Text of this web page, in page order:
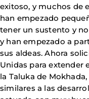
exitoso, y muchos de
han empezado
tener un sustento y
y han empezado a
sus aldeas. Ahora
Unidas para extender
la Taluka de
similares a las